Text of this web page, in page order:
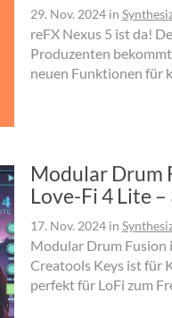
29. Nov. 2024in
reFX Nexus 5 ist da!
Produzenten
neuen Funktionen für
Modular Drum
Love-Fi 4 Lite
17. Nov. 2024in
Modular Drum
Creatools Keys ist für
perfekt für LoFi zum